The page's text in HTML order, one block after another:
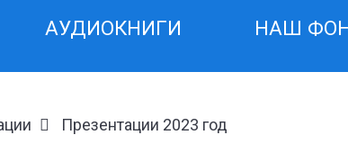
АУДИОКНИГИ НАШ
Презентации 2023 год